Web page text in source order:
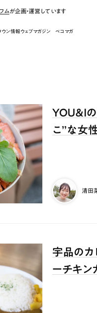
ムが企画・運営しています
ウン情報ウェブマガジン ペコマガ
YOU&I
こ”な女
清田
宇品のカ
ーチキン